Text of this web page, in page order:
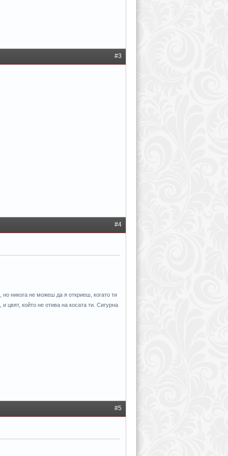
#3
#4
никога не можеш да я откриеш, когато ти
цвят, който не отива на косата ти. Сигурна
#5